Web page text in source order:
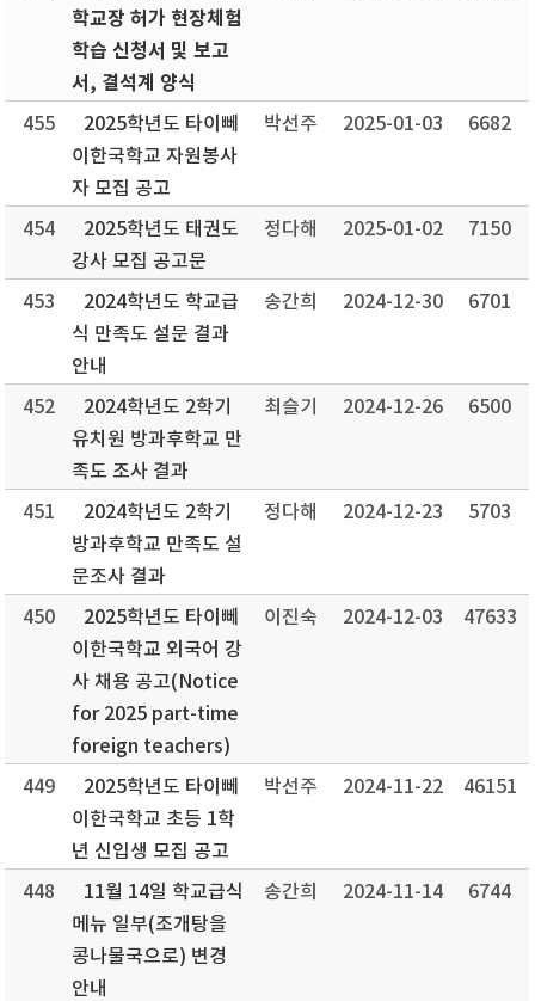
학교장 허가 현장체험
학습 신청서 및 보고
서, 결석계 양식
455
2025학년도 타이뻬
이한국학교 자원봉사
자 모집 공고
박선주 2025-01-03 6682
454
2025학년도 태권도
강사 모집 공고문
정다해 2025-01-02 7150
453
2024학년도 학교급
식 만족도 설문 결과
안내
송간희 2024-12-30 6701
452
2024학년도 2학기
유치원 방과후학교 만
족도 조사 결과
최슬기 2024-12-26 6500
451
2024학년도 2학기
방과후학교 만족도 설
문조사 결과
정다해 2024-12-23 5703
450
2025학년도 타이뻬
이한국학교 외국어 강
사 채용 공고(Notice
for 2025 part-time
foreign teachers)
이진숙 2024-12-03 47633
449
2025학년도 타이뻬
이한국학교 초등 1학
년 신입생 모집 공고
박선주 2024-11-22 46151
448
11월 14일 학교급식
메뉴 일부(조개탕을
콩나물국으로) 변경
안내
송간희 2024-11-14 6744